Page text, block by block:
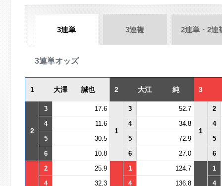
3連単 3連複 2連単・2連
3連単オッズ
1 大澤 誠也 2 大江 純 3
2
3 17.6
1
3 52.7
1
2
4
11.6 4 34.8
4
5
30.5 5 72.9
5
6
10.8 6 27.0 6
2 25.9 1 124.7
1
4
32.3 4 136.8
4